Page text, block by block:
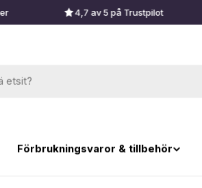
4,7 av 5 på Trustpilot
Förbrukningsvaror & tillbehör